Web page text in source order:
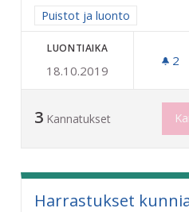
Rajaa tulokset aihepiirin
Puistot ja luonto
LUONTIAIKA
18.10.2019
2
3 Kannatukset
Harrastukset